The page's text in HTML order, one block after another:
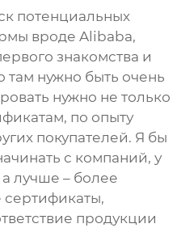
потенциальных
вроде Alibaba,
знакомства и
там нужно быть очень
нужно не только
по опыту
покупателей. Я бы
с компаний, у
а лучше – более
продукции